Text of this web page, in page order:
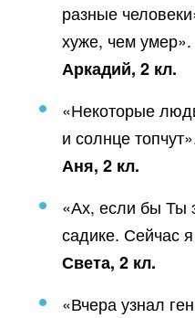
разные
хуже, чем умер».
Аркадий, 2 кл.
«Некоторые
и солнце
Аня, 2 кл.
«Ах, если бы Ты
садике. Сейчас
Света, 2 кл.
«Вчера узнал